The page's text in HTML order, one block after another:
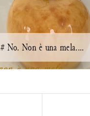
# No. Non è una mela....